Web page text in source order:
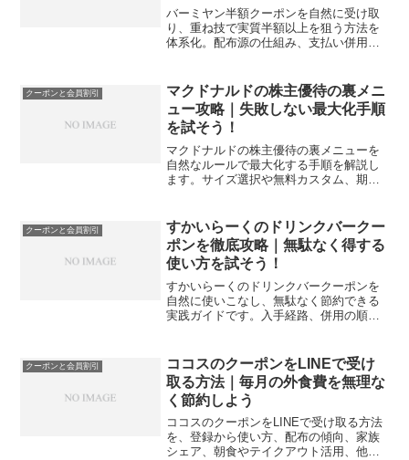
バーミヤン半額クーポンを自然に受け取
り、重ね技で実質半額以上を狙う方法を
体系化。配布源の仕組み、支払い併用、
す。
クーポンと会員割引
マクドナルドの株主優待の裏メニ
ュー攻略｜失敗しない最大化手順
を試そう！
マクドナルドの株主優待の裏メニューを
自然なルールで最大化する手順を解説し
ます。サイズ選択や無料カスタム、期間
クーポンと会員割引
すかいらーくのドリンクバークー
ポンを徹底攻略｜無駄なく得する
使い方を試そう！
すかいらーくのドリンクバークーポンを
自然に使いこなし、無駄なく節約できる
実践ガイドです。入手経路、併用の順
クーポンと会員割引
ココスのクーポンをLINEで受け
取る方法｜毎月の外食費を無理な
く節約しよう
ココスのクーポンをLINEで受け取る方法
を、登録から使い方、配布の傾向、家族
シェア、朝食やテイクアウト活用、他割